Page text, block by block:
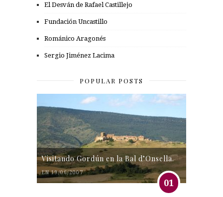
El Desván de Rafael Castillejo
Fundación Uncastillo
Románico Aragonés
Sergio Jiménez Lacima
POPULAR POSTS
Visitando Gordún en la Bal d’Onsella.
EN 19/06/2007
01